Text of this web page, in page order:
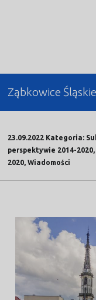
Ząbkowice
23.09.2022 Kategoria:
perspektywie 2014-
2020, Wiadomości